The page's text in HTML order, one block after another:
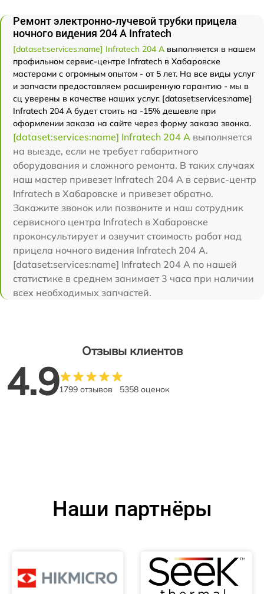
Ремонт электронно-лучевой трубки прицела
ночного видения 204 А Infratech
[dataset:services:name] Infratech 204 А выполняется в нашем
профильном сервис-центре Infratech в Хабаровске
мастерами с огромным опытом - от 5 лет. На все виды услуг
и запчасти предоставляем расширенную гарантию - мы в
сц уверены в качестве наших услуг. [dataset:services:name]
Infratech 204 А будет стоить на -15% дешевле при
оформлении заказа на сайте через форму заказа звонка.
[dataset:services:name] Infratech 204 А выполняется
на выезде, если не требует габаритного
оборудования и сложного ремонта. В таких случаях
наш мастер привезет Infratech 204 А в сервис-центр
Infratech в Хабаровске и привезет обратно.
Закажите звонок или позвоните и наш сотрудник
сервисного центра Infratech в Хабаровске
проконсультирует и озвучит стоимость работ над
прицела ночного видения Infratech 204 А.
[dataset:services:name] Infratech 204 А по нашей
статистике в среднем занимает 3 часа при наличии
всех необходимых запчастей.
Отзывы клиентов
4.91799 отзывов 5358 оценок
Наши партнёры